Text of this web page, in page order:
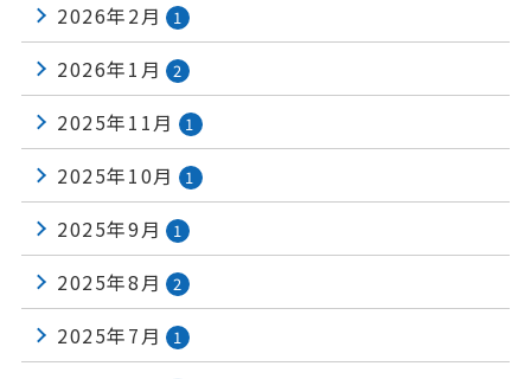
2026年2月 1
2026年1月 2
2025年11月 1
2025年10月 1
2025年9月 1
2025年8月 2
2025年7月 1